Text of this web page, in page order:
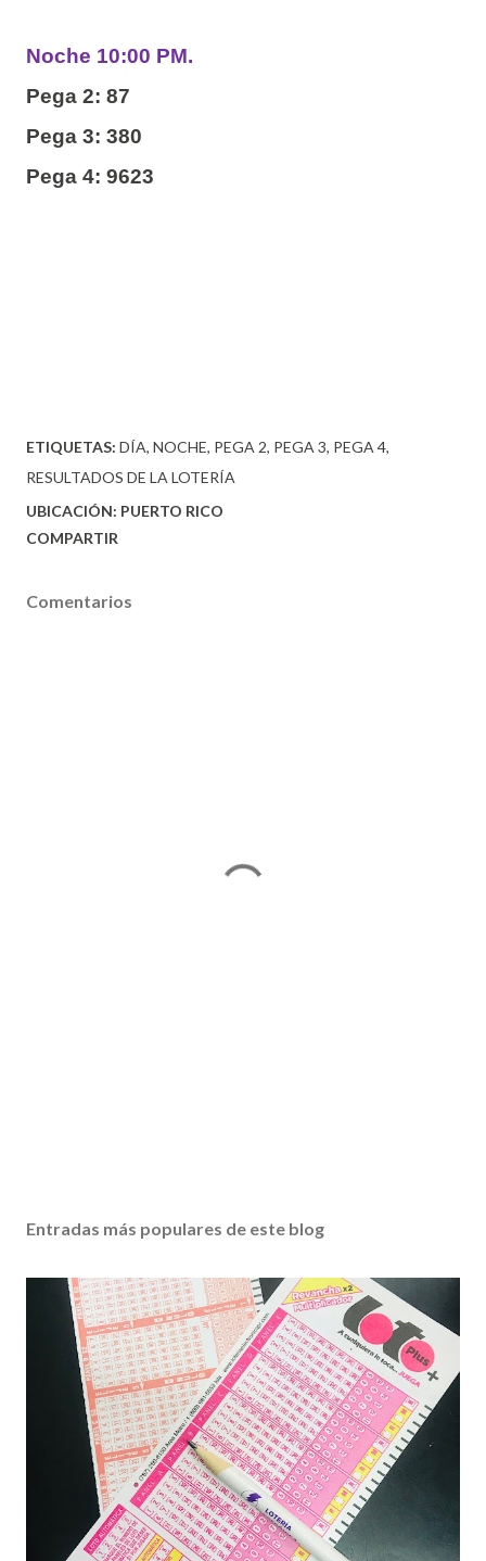
Noche 10:00 PM.
Pega 2: 87
Pega 3: 380
Pega 4: 9623
ETIQUETAS: DÍA NOCHE PEGA 2 PEGA 3 PEGA 4
RESULTADOS DE LA LOTERÍA
UBICACIÓN: PUERTO RICO
COMPARTIR
Comentarios
Entradas más populares de este blog